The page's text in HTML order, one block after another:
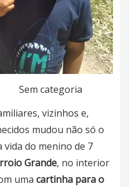
Sem categoria
vizinhos e,
mudou não só o
vida do menino de 7
Grande, no interior
uma cartinha para o